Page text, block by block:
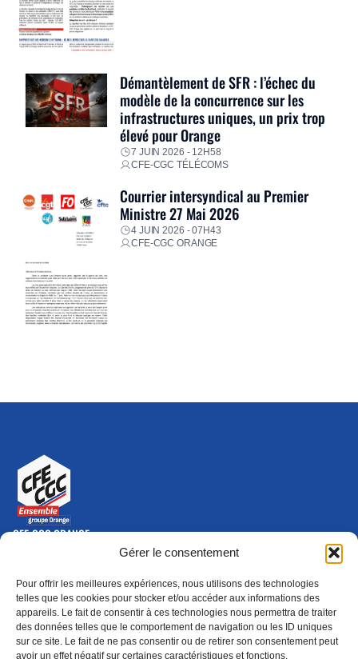
Gérer le consentement
Pour offrir les meilleures expériences, nous utilisons des technologies
telles que les cookies pour stocker et/ou accéder aux informations des
appareils. Le fait de consentir à ces technologies nous permettra de traiter
des données telles que le comportement de navigation ou les ID uniques
sur ce site. Le fait de ne pas consentir ou de retirer son consentement peut
avoir un effet négatif sur certaines caractéristiques et fonctions.
Démantèlement de SFR : l’échec du
modèle de la concurrence sur les
infrastructures uniques, un prix trop
élevé pour Orange
7 JUIN 2026 - 12H58
CFE-CGC TÉLÉCOMS
Courrier intersyndical au Premier
Ministre 27 Mai 2026
4 JUIN 2026 - 07H43
CFE-CGC ORANGE
CFE-CGC ORANGE
10-12 rue Saint Amand, 75015 Paris Cedex 15
Nous contacter
01 46 79 28 74
S'ABONNER(NOUVELLE FENÊTRE)
ADHÉRER